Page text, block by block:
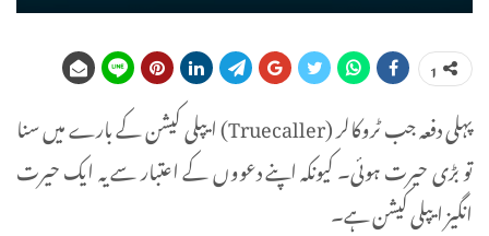
1
پہلی دفعہ جب ٹروکالر (Truecaller) ایپلی کیشن کے بارے میں سنا
تو بڑی حیرت ہوئی۔ کیونکہ اپنے دعووں کے اعتبار سے یہ ایک حیرت
انگیز ایپلی کیشن ہے۔